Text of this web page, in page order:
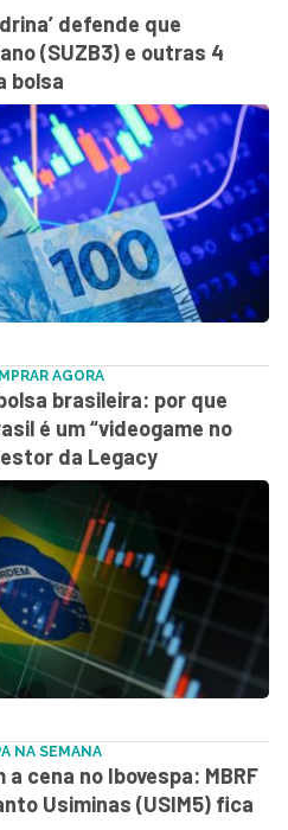
defende que
(SUZB3) e outras 4
bolsa
AGORA
brasileira: por que
é um “videogame no
da Legacy
NA SEMANA
cena no Ibovespa: MBRF
Usiminas (USIM5) fica